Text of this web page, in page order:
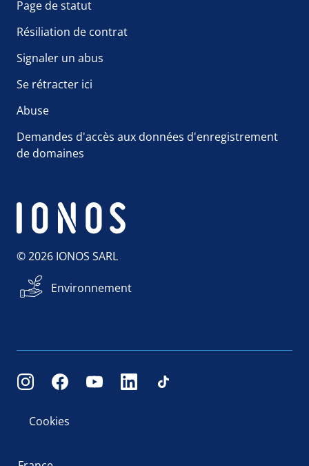
Page de statut
Résiliation de contrat
Signaler un abus
Se rétracter ici
Abuse
Demandes d'accès aux données d'enregistrement
de domaines
© 2026 IONOS SARL
Environnement
Cookies